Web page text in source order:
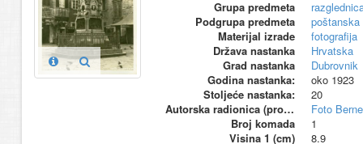
Grupa predmeta
Podgrupa predmeta
poštanska
Materijal izrade
fotografija
Država nastanka
Hrvatska
Grad nastanka
Dubrovnik
Godina nastanka:
oko 1923
Stoljeće nastanka:
20
Autorska radionica (proizvođač)
Foto
Broj komada
1
Visina 1 (cm)
8.9